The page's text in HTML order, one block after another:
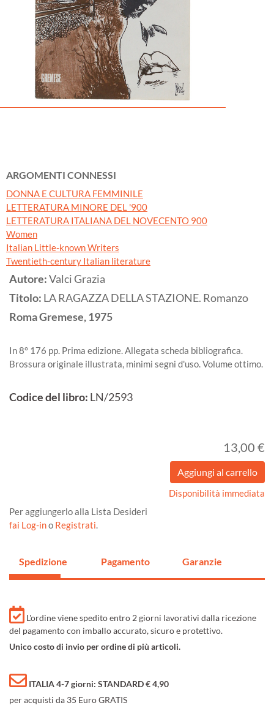
ARGOMENTI CONNESSI
DONNA E CULTURA FEMMINILE
LETTERATURA MINORE DEL '900
LETTERATURA ITALIANA DEL NOVECENTO 900
Women
Italian Little-known Writers
Twentieth-century Italian literature
Autore:Valci Grazia
Titolo: LA RAGAZZA DELLA STAZIONE. Romanzo
RomaGremese,1975
In 8° 176 pp. Prima edizione. Allegata scheda bibliografica.
Brossura originale illustrata, minimi segni d'uso. Volume ottimo.
Codice del libro: LN/2593
13,00 €
Disponibilità immediata
Per aggiungerlo alla Lista Desideri
fai Log-ino Registrati.
Spedizione Pagamento Garanzie
L'ordine viene spedito entro 2 giorni lavorativi dalla ricezione
del pagamento con imballo accurato, sicuro e protettivo.
Unico costo di invio per ordine di più articoli.
ITALIA 4-7 giorni: STANDARD € 4,90
per acquisti da 35 Euro GRATIS